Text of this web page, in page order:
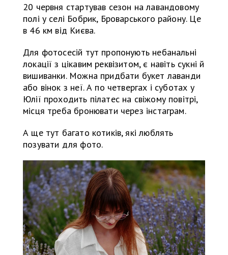
20 червня стартував сезон на лавандовому
полі у селі Бобрик, Броварського району. Це
в 46 км від Києва.
Для фотосесій тут пропонують небанальні
локації з цікавим реквізитом, є навіть сукні й
вишиванки. Можна придбати букет лаванди
або вінок з неї. А по четвергах і суботах у
Юлії проходить пілатес на свіжому повітрі,
місця треба бронювати через інстаграм.
А ще тут багато котиків, які люблять
позувати для фото.